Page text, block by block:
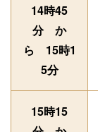
14時45
分 か
ら 15時1
5分
15時15